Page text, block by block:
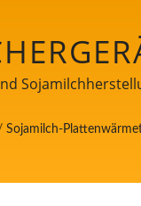
Sojamilch-